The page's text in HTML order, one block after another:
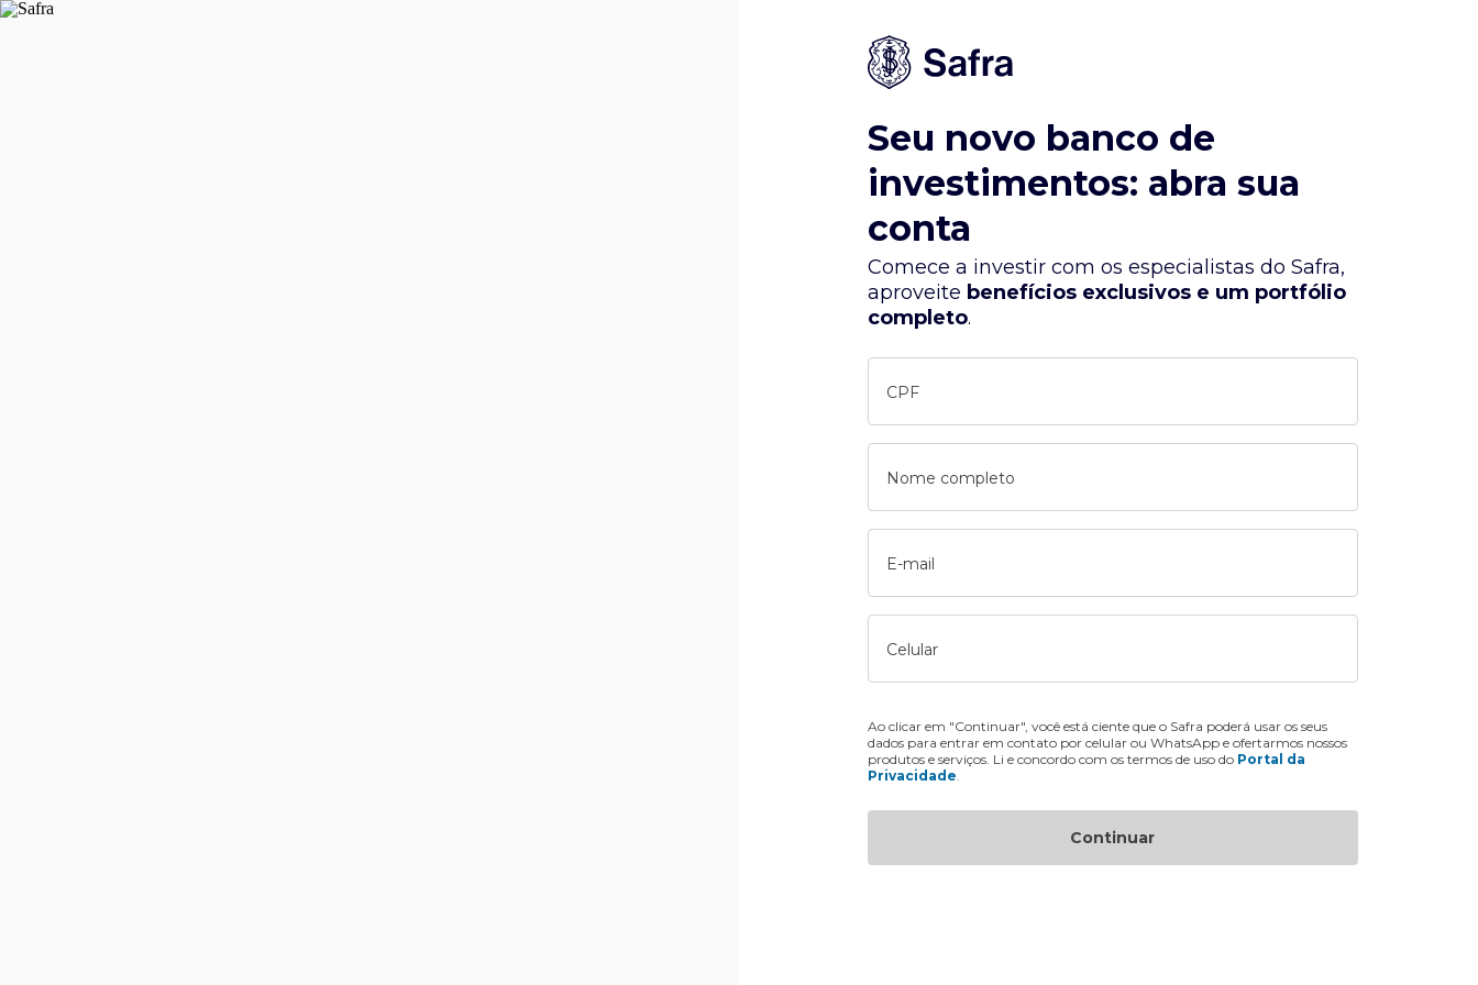
Seu novo banco de
investimentos: abra sua
conta
Comece a investir com os especialistas do Safra,
aproveite benefícios exclusivos e um portfólio
completo.
CPF
Nome completo
E-mail
Celular
Ao clicar em "Continuar", você está ciente que o Safra poderá usar os seus
dados para entrar em contato por celular ou WhatsApp e ofertarmos nossos
produtos e serviços. Li e concordo com os termos de uso do Portal da
Privacidade
Continuar